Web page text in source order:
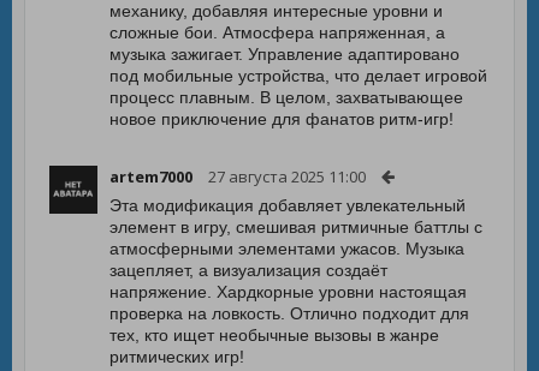
механику, добавляя интересные уровни и
сложные бои. Атмосфера напряженная, а
музыка зажигает. Управление адаптировано
под мобильные устройства, что делает игровой
процесс плавным. В целом, захватывающее
новое приключение для фанатов ритм-игр!
artem7000 27 августа 2025 11:00
Эта модификация добавляет увлекательный
элемент в игру, смешивая ритмичные баттлы с
атмосферными элементами ужасов. Музыка
зацепляет, а визуализация создаёт
напряжение. Хардкорные уровни настоящая
проверка на ловкость. Отлично подходит для
тех, кто ищет необычные вызовы в жанре
ритмических игр!